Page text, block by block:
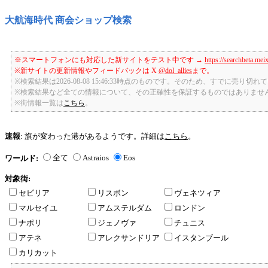
大航海時代 商会ショップ検索
※スマートフォンにも対応した新サイトをテスト中です → https://
※新サイトの更新情報やフィードバックは X @dol_alliesまで。
※検索結果は2026-08-08 15:46:33時点のものです。そのため、すでに売り切れ
※検索結果など全ての情報について、その正確性を保証するものではありませ
※街情報一覧は こちら
速報: 旗が変わった港があるようです。詳細は こちら 。
ワールド: 全て Astraios Eos
対象街:
セビリア
リスボン
ヴェネツィア
マルセイユ
アムステルダム
ロンドン
ナポリ
ジェノヴァ
チュニス
アテネ
アレクサンドリア
イスタンブール
カリカット